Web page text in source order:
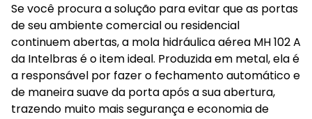
Se você procura a solução para evitar que as portas
de seu ambiente comercial ou residencial
continuem abertas, a mola hidráulica aérea MH 102 A
da Intelbras é o item ideal. Produzida em metal, ela é
a responsável por fazer o fechamento automático e
de maneira suave da porta após a sua abertura,
trazendo muito mais segurança e economia de